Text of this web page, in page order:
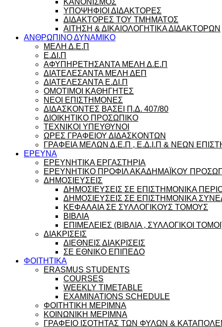
ΚΑΝΟΝΙΣΜΟΣ
ΥΠΟΨΗΦΙΟΙ ΔΙΔΑΚΤΟΡΕΣ
ΔΙΔΑΚΤΟΡΕΣ ΤΟΥ ΤΜΗΜΑΤΟΣ
ΑΙΤΗΣΗ & ΔΙΚΑΙΟΛΟΓΗΤΙΚΑ ΔΙΔΑΚΤΟΡΩΝ
ΑΝΘΡΩΠΙΝΟ ΔΥΝΑΜΙΚΟ
ΜΕΛΗ Δ.Ε.Π
Ε.ΔΙ.Π
ΑΦΥΠΗΡΕΤΗΣΑΝΤΑ ΜΕΛΗ Δ.Ε.Π
ΔΙΑΤΕΛΕΣΑΝΤΑ ΜΕΛΗ ΔΕΠ
ΔΙΑΤΕΛΕΣΑΝΤΑ Ε.ΔΙ.Π
ΟΜΟΤΙΜΟΙ ΚΑΘΗΓΗΤΕΣ
ΝΕΟΙ ΕΠΙΣΤΗΜΟΝΕΣ
ΔΙΔΑΣΚΟΝΤΕΣ ΒΑΣΕΙ Π.Δ. 407/80
ΔΙΟΙΚΗΤΙΚΟ ΠΡΟΣΩΠΙΚΟ
ΤΕΧΝΙΚΟΙ ΥΠΕΥΘΥΝΟΙ
ΩΡΕΣ ΓΡΑΦΕΙΟΥ ΔΙΔΑΣΚΟΝΤΩΝ
ΓΡΑΦΕΙΑ ΜΕΛΩΝ Δ.Ε.Π , Ε.Δ.Ι.Π & ΝΕΩΝ
ΕΡΕΥΝΑ
ΕΡΕΥΝΗΤΙΚΑ ΕΡΓΑΣΤΗΡΙΑ
ΕΡΕΥΝΗΤΙΚΟ ΠΡΟΦΙΛ ΑΚΑΔΗΜΑΪΚΟΥ
ΔΗΜΟΣΙΕΥΣΕΙΣ
ΔΗΜΟΣΙΕΥΣΕΙΣ ΣΕ ΕΠΙΣΤΗΜΟΝΙΚΑ
ΔΗΜΟΣΙΕΥΣΕΙΣ ΣΕ ΕΠΙΣΤΗΜΟΝΙΚΑ
ΚΕΦΑΛΑΙΑ ΣΕ ΣΥΛΛΟΓΙΚΟΥΣ ΤΟΜΟΥΣ
ΒΙΒΛΙΑ
ΕΠΙΜΕΛΕΙΕΣ (ΒΙΒΛΙΑ , ΣΥΛΛΟΓΙΚΟΙ
ΔΙΑΚΡΙΣΕΙΣ
ΔΙΕΘΝΕΙΣ ΔΙΑΚΡΙΣΕΙΣ
ΣΕ ΕΘΝΙΚΟ ΕΠΙΠΕΔΟ
ΦΟΙΤΗΤΙΚΑ
ERASMUS STUDENTS
COURSES
WEEKLY TIMETABLE
EXAMINATIONS SCHEDULE
ΦΟΙΤΗΤΙΚΗ ΜΕΡΙΜΝΑ
ΚΟΙΝΩΝΙΚΗ ΜΕΡΙΜΝΑ
ΓΡΑΦΕΙΟ ΙΣΟΤΗΤΑΣ ΤΩΝ ΦΥΛΩΝ &